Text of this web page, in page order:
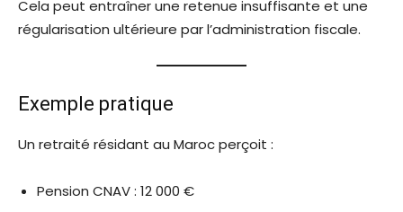
Cela peut entraîner une retenue insuffisante et une
régularisation ultérieure par l’administration fiscale.
Exemple pratique
Un retraité résidant au Maroc perçoit :
Pension CNAV : 12 000 €